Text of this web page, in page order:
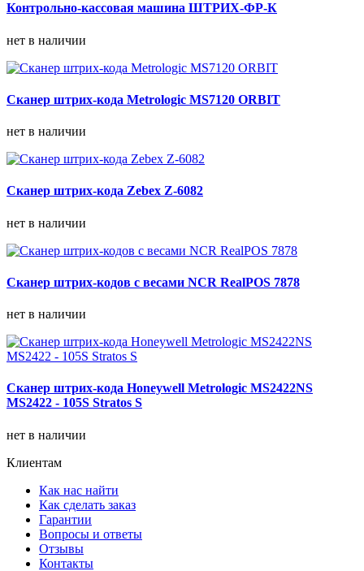
Контрольно-кассовая машина ШТРИХ-ФР-К
нет в наличии
Сканер штрих-кода Metrologic MS7120 ORBIT
нет в наличии
Сканер штрих-кода Zebex Z-6082
нет в наличии
Сканер штрих-кодов с весами NCR RealPOS 7878
нет в наличии
Сканер штрих-кода Honeywell Metrologic MS2422NS
MS2422 - 105S Stratos S
нет в наличии
Клиентам
Как нас найти
Как сделать заказ
Гарантии
Вопросы и ответы
Отзывы
Контакты